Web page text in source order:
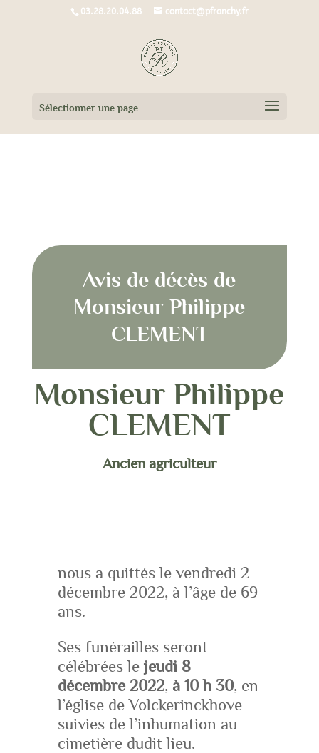
03.28.20.04.88 contact@pfranchy.fr
Sélectionner une page
Avis de décès de
Monsieur Philippe
CLEMENT
Monsieur Philippe
CLEMENT
Ancien agriculteur
nous a quittés le vendredi 2
décembre 2022, à l’âge de 69
ans.
Ses funérailles seront
célébrées le jeudi 8
décembre 2022, à 10 h 30, en
l’église de Volckerinckhove
suivies de l’inhumation au
cimetière dudit lieu.